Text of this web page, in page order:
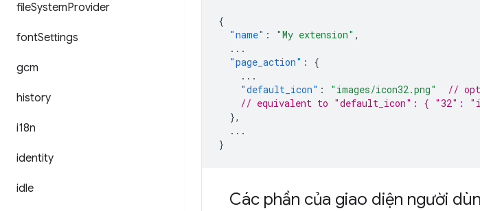
fileSystemProvider
fontSettings
gcm
history
i18n
identity
idle
{
"name" : "My extension" ,
...
"page_action" :
{
...
"default_icon" : "images/icon32.png"
//
// equivalent to "default_icon": { "32":
},
...
}
Các phần của giao diện người